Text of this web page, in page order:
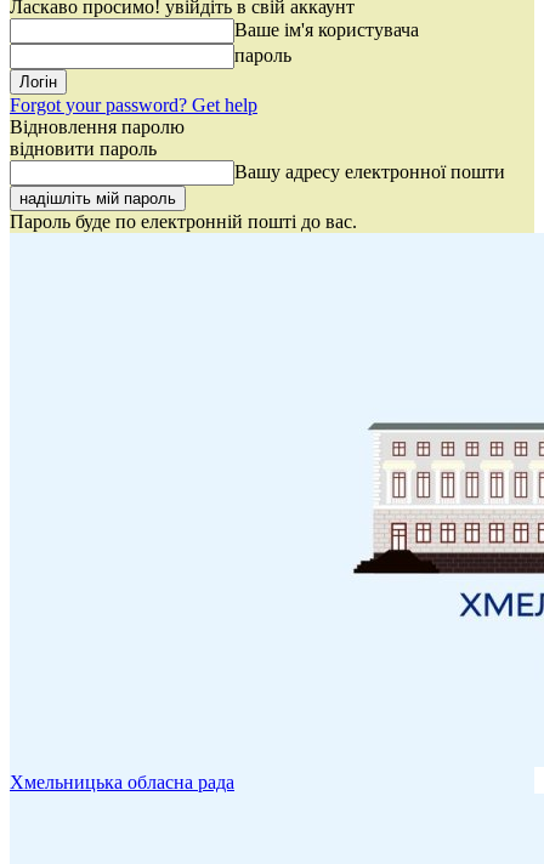
Ласкаво просимо! увійдіть в свій аккаунт
Ваше ім'я користувача
пароль
Forgot your password? Get help
Відновлення паролю
відновити пароль
Вашу адресу електронної пошти
Пароль буде по електронній пошті до вас.
Хмельницька обласна рада